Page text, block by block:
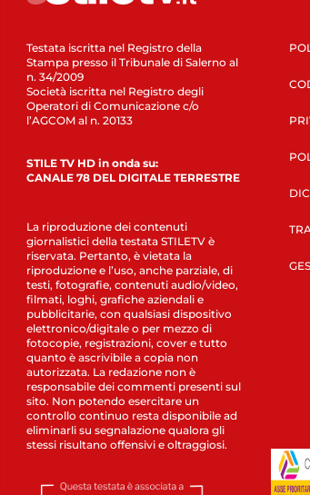
Testata iscritta nel Registro della
Stampa presso il Tribunale di Salerno al
n. 34/2009
Società iscritta nel Registro degli
Operatori di Comunicazione c/o
l’AGCOM al n. 20133
STILE TV HD in onda su:
CANALE 78 DEL DIGITALE TERRESTRE
La riproduzione dei contenuti
giornalistici della testata STILETV è
riservata. Pertanto, è vietata la
riproduzione e l’uso, anche parziale, di
testi, fotografie, contenuti audio/video,
filmati, loghi, grafiche aziendali e
pubblicitarie, con qualsiasi dispositivo
elettronico/digitale o per mezzo di
fotocopie, registrazioni, cover e tutto
quanto è ascrivibile a copia non
autorizzata. La redazione non è
responsabile dei commenti presenti sul
sito. Non potendo esercitare un
controllo continuo resta disponibile ad
eliminarli su segnalazione qualora gli
stessi risultano offensivi e oltraggiosi.